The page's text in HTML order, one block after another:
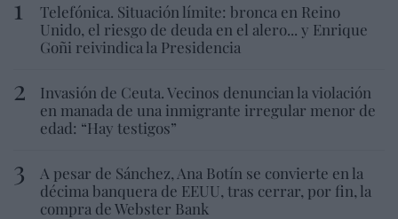
Telefónica. Situación límite: bronca en Reino
Unido, el riesgo de deuda en el alero... y Enrique
Goñi reivindica la Presidencia
Invasión de Ceuta. Vecinos denuncian la violación
en manada de una inmigrante irregular menor de
edad: “Hay testigos”
A pesar de Sánchez, Ana Botín se convierte en la
décima banquera de EEUU, tras cerrar, por fin, la
compra de Webster Bank